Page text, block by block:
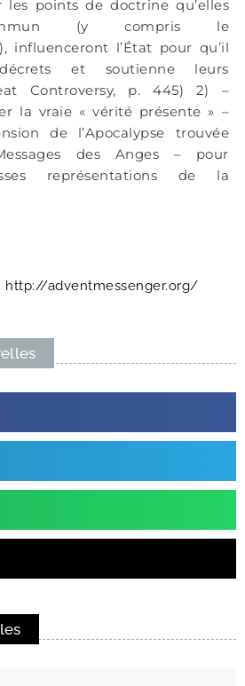
les points de doctrine qu’elles
(y compris le
influenceront l’État pour qu’il
et soutienne leurs
Controversy, p. 445) 2) –
la vraie « vérité présente » –
de l’Apocalypse trouvée
des Anges – pour
représentations de la
http://adventmessenger.org/